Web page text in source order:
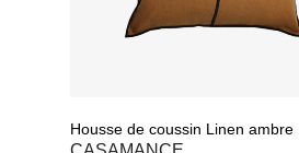
Housse de coussin Linen ambre